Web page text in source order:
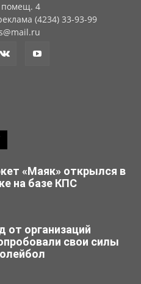
помещ. 4
(4234) 33-93-99
«Маяк» открылся в
на базе КПС
от организаций
свои силы